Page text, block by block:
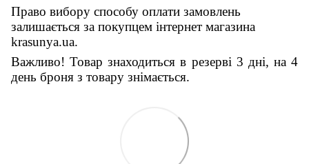
Право вибору способу оплати замовлень
залишається за покупцем інтернет магазина
krasunya.ua.
Важливо! Товар знаходиться в резерві 3 дні, на 4
день броня з товару знімається.